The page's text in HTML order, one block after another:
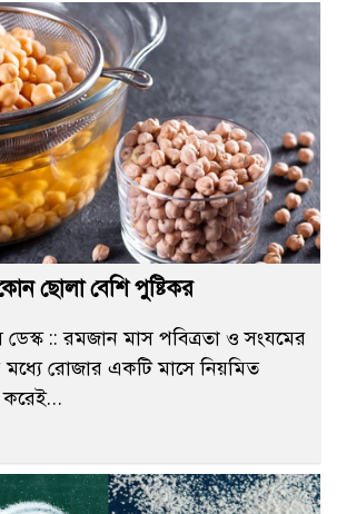
ছোলা বেশি পুষ্টিকর
ডেস্ক :: রমজান মাস পবিত্রতা ও সংযমের
মধ্যে রোজার একটি মাসে নিয়মিত
করেই…